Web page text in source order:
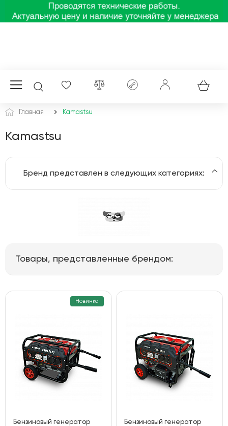
Главная Kamastsu
Kamastsu
Бренд представлен в следующих категориях:
Товары, представленные брендом:
Новинка
Бензиновый генератор
Бензиновый генератор